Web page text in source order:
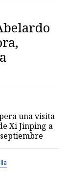
una visita
Xi Jinping a